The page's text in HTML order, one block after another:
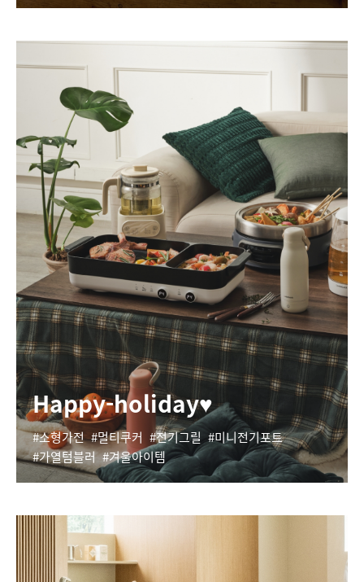
Happy-holiday♥
소형가전 멀티쿠커 전기그릴
미니전기포트
가열텀블러
겨울아이템